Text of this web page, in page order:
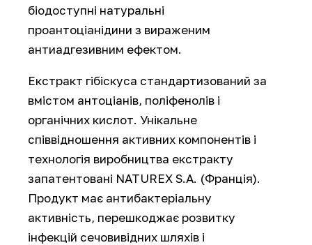
біодоступні натуральні
проантоціанідини з вираженим
антиадгезивним ефектом.
Екстракт гібіскуса стандартизований за
вмістом антоціанів, поліфенолів і
органічних кислот. Унікальне
співвідношення активних компонентів і
технологія виробництва екстракту
запатентовані NATUREX S.A. (Франція).
Продукт має антибактеріальну
активність, перешкоджає розвитку
інфекцій сечовивідних шляхів і